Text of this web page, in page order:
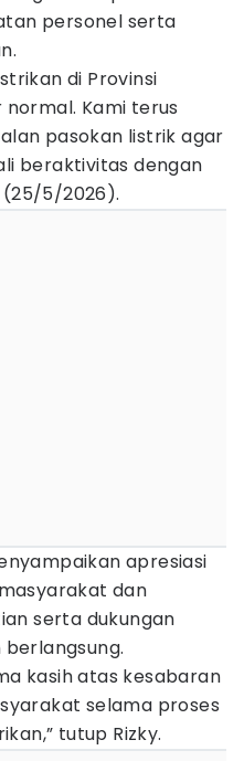
personel serta
di Provinsi
Kami terus
pasokan listrik agar
beraktivitas dengan
(25/5/2026).
apresiasi
dan
serta dukungan
kasih atas kesabaran
selama proses
tutup Rizky.